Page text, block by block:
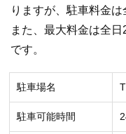
りますが、駐車料金は
また、最大料金は全
です。
駐車場名
駐車可能時間